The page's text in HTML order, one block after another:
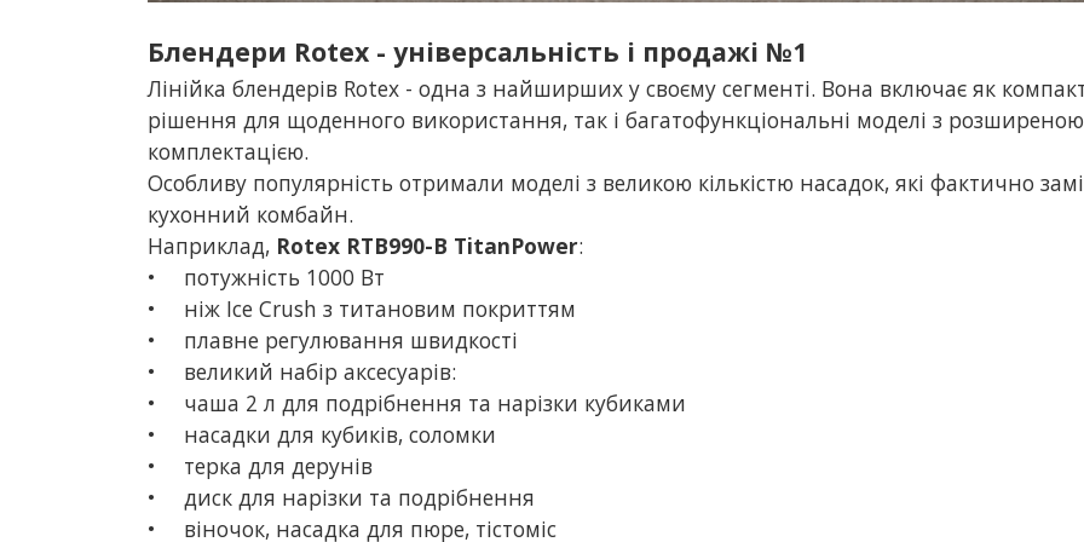
Блендери Rotex - універсальність і продажі №1
Лінійка блендерів Rotex - одна з найширших у своєму сегменті. Вона включає як
рішення для щоденного використання, так і багатофункціональні моделі з розширеною
комплектацією.
Особливу популярність отримали моделі з великою кількістю насадок, які фактично
кухонний комбайн.
Наприклад, Rotex RTB990-B TitanPower:
•
потужність 1000 Вт
•
ніж Ice Crush з титановим покриттям
•
плавне регулювання швидкості
•
великий набір аксесуарів:
•
чаша 2 л для подрібнення та нарізки кубиками
•
насадки для кубиків, соломки
•
терка для дерунів
•
диск для нарізки та подрібнення
•
віночок, насадка для пюре, тістоміс